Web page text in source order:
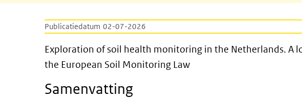
Publicatiedatum 02-07-2026
Exploration of soil health monitoring in
Exploration of soil health monitoring in the Netherlands. A
the European Soil Monitoring Law
Samenvatting